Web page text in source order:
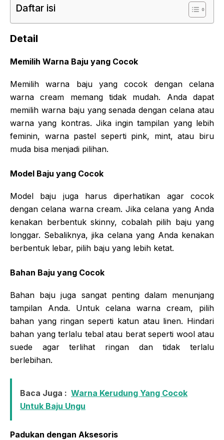
Daftar isi
Detail
Memilih Warna Baju yang Cocok
Memilih warna baju yang cocok dengan celana
warna cream memang tidak mudah. Anda dapat
memilih warna baju yang senada dengan celana atau
warna yang kontras. Jika ingin tampilan yang lebih
feminin, warna pastel seperti pink, mint, atau biru
muda bisa menjadi pilihan.
Model Baju yang Cocok
Model baju juga harus diperhatikan agar cocok
dengan celana warna cream. Jika celana yang Anda
kenakan berbentuk skinny, cobalah pilih baju yang
longgar. Sebaliknya, jika celana yang Anda kenakan
berbentuk lebar, pilih baju yang lebih ketat.
Bahan Baju yang Cocok
Bahan baju juga sangat penting dalam menunjang
tampilan Anda. Untuk celana warna cream, pilih
bahan yang ringan seperti katun atau linen. Hindari
bahan yang terlalu tebal atau berat seperti wool atau
suede agar terlihat ringan dan tidak terlalu
berlebihan.
Baca Juga : Warna Kerudung Yang Cocok
Untuk Baju Ungu
Padukan dengan Aksesoris